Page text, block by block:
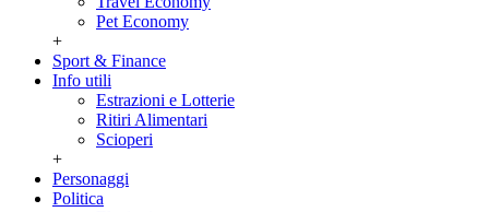
Pet Economy
+
Sport & Finance
Info utili
Estrazioni e Lotterie
Ritiri Alimentari
Scioperi
+
Personaggi
Politica